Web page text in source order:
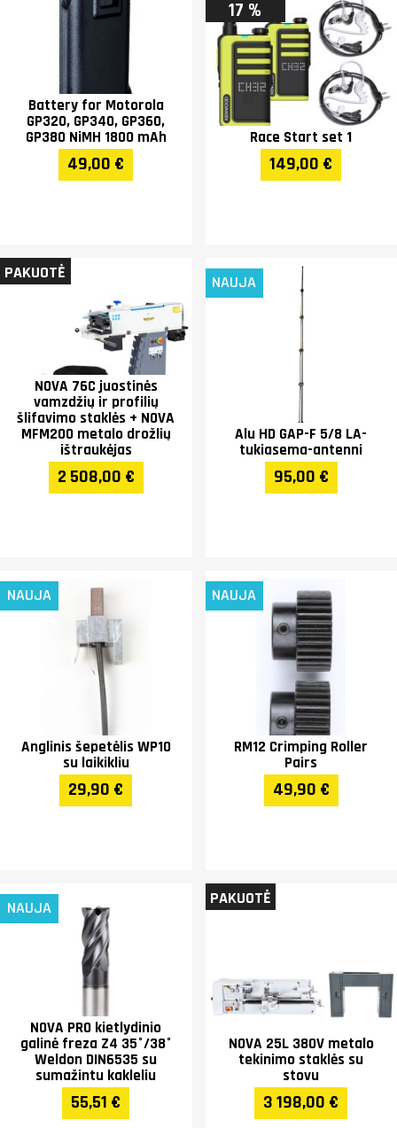
Battery for Motorola
GP320, GP340, GP360,
GP380 NiMH 1800 mAh
49,00 €
17 %
Race Start set 1
149,00 €
PAKUOTĖ
NOVA 76C juostinės
vamzdžių ir profilių
šlifavimo staklės + NOVA
MFM200 metalo drožlių
ištraukėjas
2 508,00 €
NAUJA
Alu HD GAP-F 5/8 LA-
tukiasema-antenni
95,00 €
NAUJA
Anglinis šepetėlis WP10
su laikikliu
29,90 €
NAUJA
RM12 Crimping Roller
Pairs
49,90 €
NAUJA
NOVA PRO kietlydinio
galinė freza Z4 35°/38°
Weldon DIN6535 su
sumažintu kakleliu
55,51 €
PAKUOTĖ
NOVA 25L 380V metalo
tekinimo staklės su
stovu
3 198,00 €